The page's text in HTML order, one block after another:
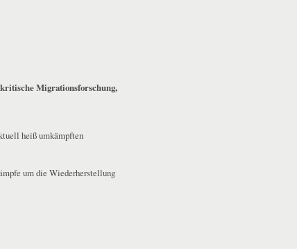
kritische Migrationsforschung,
heiß umkämpften
um die Wiederherstellung